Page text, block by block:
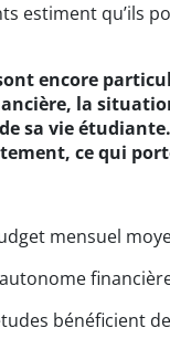
estiment qu’ils
encore
la
sa vie
ce qui
mensuel
bénéficient